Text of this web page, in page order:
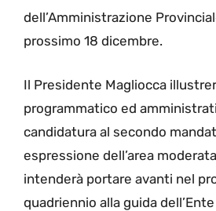
dell’Amministrazione
prossimo 18 dicembre.
Il Presidente Magliocca
programmatico ed
candidatura al secondo
espressione dell’area
intenderà portare avanti nel
quadriennio alla guida